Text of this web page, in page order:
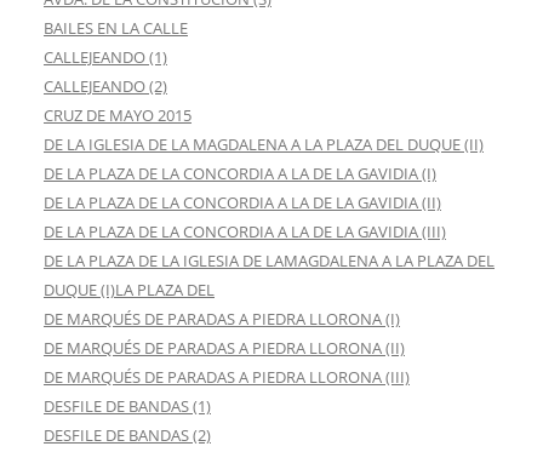
BAILES EN LA CALLE
CALLEJEANDO (1)
CALLEJEANDO (2)
CRUZ DE MAYO 2015
DE LA IGLESIA DE LA MAGDALENA A LA PLAZA DEL DUQUE (II)
DE LA PLAZA DE LA CONCORDIA A LA DE LA GAVIDIA (I)
DE LA PLAZA DE LA CONCORDIA A LA DE LA GAVIDIA (II)
DE LA PLAZA DE LA CONCORDIA A LA DE LA GAVIDIA (III)
DE LA PLAZA DE LA IGLESIA DE LAMAGDALENA A LA PLAZA DEL
DUQUE (I)LA PLAZA DEL
DE MARQUÉS DE PARADAS A PIEDRA LLORONA (I)
DE MARQUÉS DE PARADAS A PIEDRA LLORONA (II)
DE MARQUÉS DE PARADAS A PIEDRA LLORONA (III)
DESFILE DE BANDAS (1)
DESFILE DE BANDAS (2)